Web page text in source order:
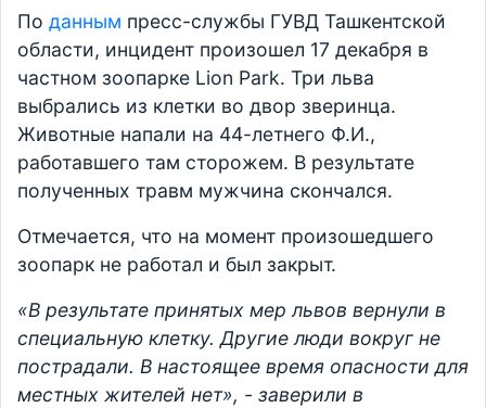
По данным пресс-службы ГУВД Ташкентской
области, инцидент произошел 17 декабря в
частном зоопарке Lion Park. Три льва
выбрались из клетки во двор зверинца.
Животные напали на 44-летнего Ф.И.,
работавшего там сторожем. В результате
полученных травм мужчина скончался.
Отмечается, что на момент произошедшего
зоопарк не работал и был закрыт.
«В результате принятых мер львов вернули в
специальную клетку. Другие люди вокруг не
пострадали. В настоящее время опасности для
местных жителей нет», - заверили в